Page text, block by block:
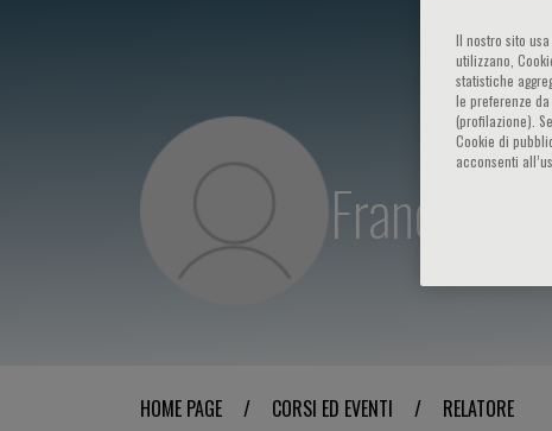
Francesco
HOME PAGE / CORSI ED EVENTI / RELATORE
Il nostro sito
utilizzano,
statistiche
le preferenze
(profilazione).
Cookie di
acconsenti